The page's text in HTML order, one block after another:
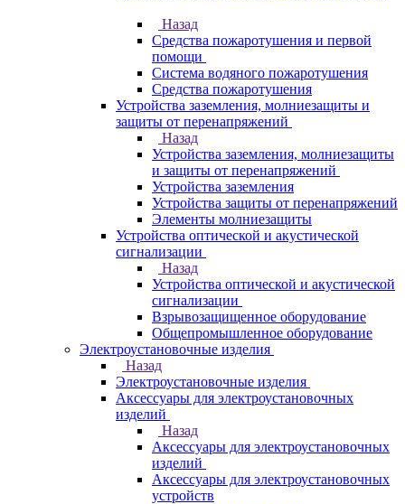
Назад
Средства пожаротушения и первой
помощи
Система водяного пожаротушения
Средства пожаротушения
Устройства заземления, молниезащиты и
защиты от перенапряжений
Назад
Устройства заземления, молниезащиты
и защиты от перенапряжений
Устройства заземления
Устройства защиты от перенапряжений
Элементы молниезащиты
Устройства оптической и акустической
сигнализации
Назад
Устройства оптической и акустической
сигнализации
Взрывозащищенное оборудование
Общепромышленное оборудование
Электроустановочные изделия
Назад
Электроустановочные изделия
Аксессуары для электроустановочных
изделий
Назад
Аксессуары для электроустановочных
изделий
Аксессуары для электроустановочных
устройств